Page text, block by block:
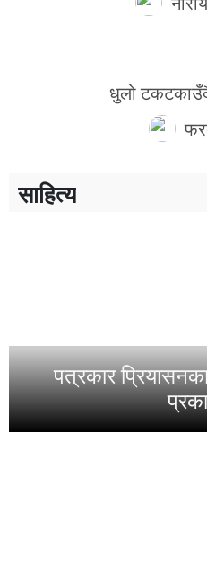
धुलो
साहित्य
पत्रकार